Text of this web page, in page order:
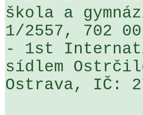
škola a
1/2557, 702
- 1st
sídlem
Ostrava, IČ: